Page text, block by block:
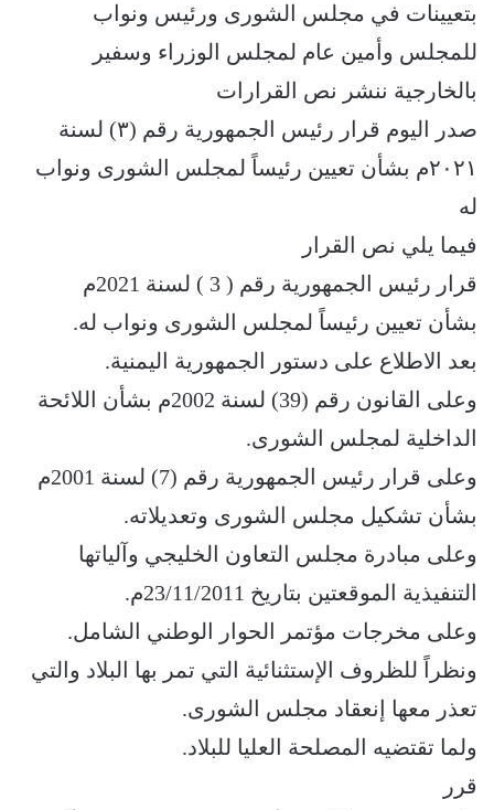
بتعيينات في مجلس الشورى ورئيس ونواب
للمجلس وأمين عام لمجلس الوزراء وسفير
بالخارجية ننشر نص القرارات
صدر اليوم قرار رئيس الجمهورية رقم (٣) لسنة
٢٠٢١م بشأن تعيين رئيساً لمجلس الشورى ونواب
له
فيما يلي نص القرار
قرار رئيس الجمهورية رقم ( 3 ) لسنة 2021م
بشأن تعيين رئيساً لمجلس الشورى ونواب له.
بعد الاطلاع على دستور الجمهورية اليمنية.
وعلى القانون رقم (39) لسنة 2002م بشأن اللائحة
الداخلية لمجلس الشورى.
وعلى قرار رئيس الجمهورية رقم (7) لسنة 2001م
بشأن تشكيل مجلس الشورى وتعديلاته.
وعلى مبادرة مجلس التعاون الخليجي وآلياتها
التنفيذية الموقعتين بتاريخ 23/11/2011م.
وعلى مخرجات مؤتمر الحوار الوطني الشامل.
ونظراً للظروف الإستثنائية التي تمر بها البلاد والتي
تعذر معها إنعقاد مجلس الشورى.
ولما تقتضيه المصلحة العليا للبلاد.
قرر